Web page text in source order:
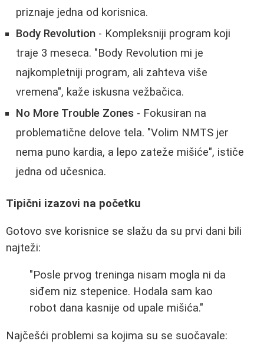
priznaje jedna od korisnica.
Body Revolution - Kompleksniji program koji
traje 3 meseca. "Body Revolution mi je
najkompletniji program, ali zahteva više
vremena", kaže iskusna vežbačica.
No More Trouble Zones - Fokusiran na
problematične delove tela. "Volim NMTS jer
nema puno kardia, a lepo zateže mišiće", ističe
jedna od učesnica.
Tipični izazovi na početku
Gotovo sve korisnice se slažu da su prvi dani bili
najteži:
"Posle prvog treninga nisam mogla ni da
siđem niz stepenice. Hodala sam kao
robot dana kasnije od upale mišića."
Najčešći problemi sa kojima su se suočavale: